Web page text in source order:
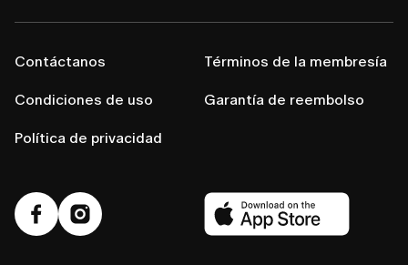
Contáctanos
Condiciones de uso
Política de privacidad
Términos de la membresía
Garantía de reembolso